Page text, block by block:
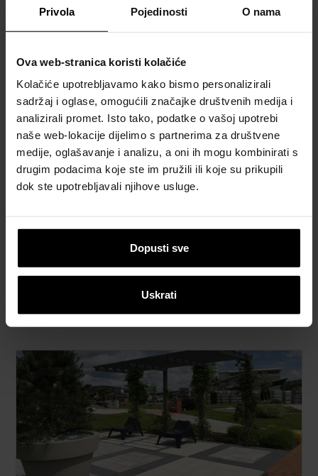
Privola Pojedinosti O nama
Ova web-stranica koristi kolačiće
Kolačiće upotrebljavamo kako bismo personalizirali
sadržaj i oglase, omogućili značajke društvenih medija i
analizirali promet. Isto tako, podatke o vašoj upotrebi
naše web-lokacije dijelimo s partnerima za društvene
medije, oglašavanje i analizu, a oni ih mogu kombinirati s
drugim podacima koje ste im pružili ili koje su prikupili
dok ste upotrebljavali njihove usluge.
Dopusti sve
Uskrati
Next